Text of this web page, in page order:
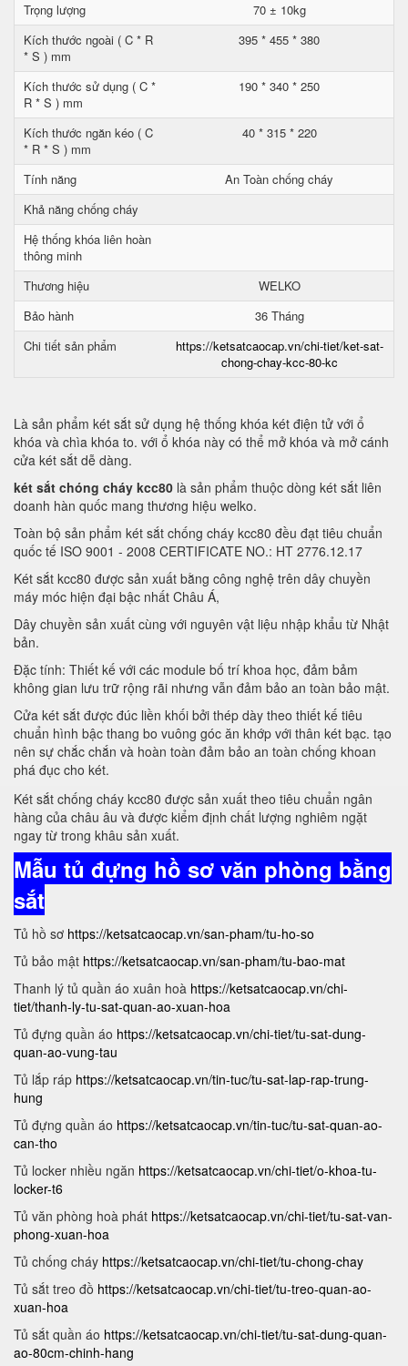
Trọng lượng
70 ± 10kg
Kích thước ngoài ( C * R
* S ) mm
395 * 455 * 380
Kích thước sử dụng ( C *
R * S ) mm
190 * 340 * 250
Kích thước ngăn kéo ( C
* R * S ) mm
40 * 315 * 220
Tính năng
An Toàn chống cháy
Khả năng chống cháy
Hệ thống khóa liên hoàn
thông minh
Thương hiệu
WELKO
Bảo hành
36 Tháng
Chi tiết sản phẩm
https://ketsatcaocap.vn/chi-tiet/ket-sat-
chong-chay-kcc-80-kc
Là sản phẩm két sắt sử dụng hệ thống khóa két điện tử với ổ
khóa và chìa khóa to. với ổ khóa này có thể mở khóa và mở cánh
cửa két sắt dễ dàng.
két sắt chóng cháy kcc80 là sản phẩm thuộc dòng két sắt liên
doanh hàn quốc mang thương hiệu welko.
Toàn bộ sản phẩm két sắt chống cháy kcc80 đều đạt tiêu chuẩn
quốc tế ISO 9001 - 2008 CERTIFICATE NO.: HT 2776.12.17
Két sắt kcc80 được sản xuất bằng công nghệ trên dây chuyền
máy móc hiện đại bậc nhất Châu Á,
Dây chuyền sản xuất cùng với nguyên vật liệu nhập khẩu từ Nhật
bản.
Đặc tính: Thiết kế với các module bố trí khoa học, đảm bảm
không gian lưu trữ rộng rãi nhưng vẫn đảm bảo an toàn bảo mật.
Cửa két sắt được đúc liền khối bởi thép dày theo thiết kế tiêu
chuẩn hình bậc thang bo vuông góc ăn khớp với thân két bạc. tạo
nên sự chắc chắn và hoàn toàn đảm bảo an toàn chống khoan
phá đục cho két.
Két sắt chống cháy kcc80 được sản xuất theo tiêu chuẩn ngân
hàng của châu âu và được kiểm định chất lượng nghiêm ngặt
ngay từ trong khâu sản xuất.
Mẫu tủ đựng hồ sơ văn phòng bằng
sắt
Tủ hồ sơ https://ketsatcaocap.vn/san-pham/tu-ho-so
Tủ bảo mật https://ketsatcaocap.vn/san-pham/tu-bao-mat
Thanh lý tủ quần áo xuân hoà https://ketsatcaocap.vn/chi-
tiet/thanh-ly-tu-sat-quan-ao-xuan-hoa
Tủ đựng quần áo https://ketsatcaocap.vn/chi-tiet/tu-sat-dung-
quan-ao-vung-tau
Tủ lắp ráp https://ketsatcaocap.vn/tin-tuc/tu-sat-lap-rap-trung-
hung
Tủ đựng quần áo https://ketsatcaocap.vn/tin-tuc/tu-sat-quan-ao-
can-tho
Tủ locker nhiều ngăn https://ketsatcaocap.vn/chi-tiet/o-khoa-tu-
locker-t6
Tủ văn phòng hoà phát https://ketsatcaocap.vn/chi-tiet/tu-sat-van-
phong-xuan-hoa
Tủ chống cháy https://ketsatcaocap.vn/chi-tiet/tu-chong-chay
Tủ sắt treo đồ https://ketsatcaocap.vn/chi-tiet/tu-treo-quan-ao-
xuan-hoa
Tủ sắt quần áo https://ketsatcaocap.vn/chi-tiet/tu-sat-dung-quan-
ao-80cm-chinh-hang